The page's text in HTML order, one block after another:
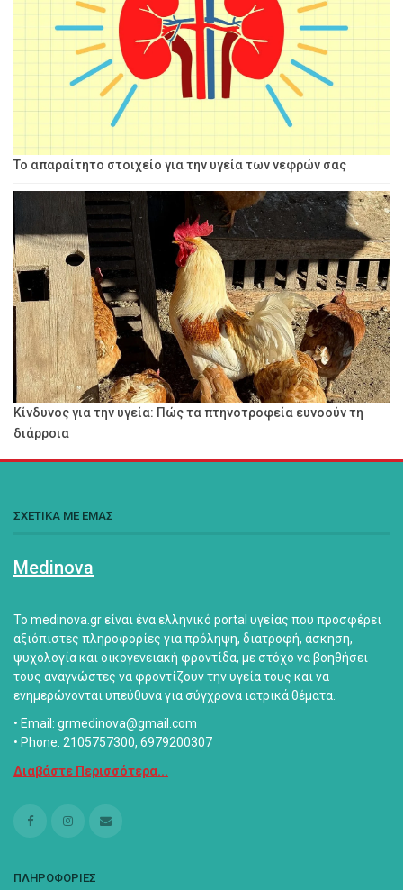
Το απαραίτητο στοιχείο για την υγεία των νεφρών σας
Κίνδυνος για την υγεία: Πώς τα πτηνοτροφεία ευνοούν τη
διάρροια
ΣΧΕΤΙΚΑ ΜΕ ΕΜΑΣ
Medinova
Το medinova.gr είναι ένα ελληνικό portal υγείας που προσφέρει
αξιόπιστες πληροφορίες για πρόληψη, διατροφή, άσκηση,
ψυχολογία και οικογενειακή φροντίδα, με στόχο να βοηθήσει
τους αναγνώστες να φροντίζουν την υγεία τους και να
ενημερώνονται υπεύθυνα για σύγχρονα ιατρικά θέματα.
• Email: grmedinova@gmail.com
• Phone: 2105757300, 6979200307
Διαβάστε Περισσότερα...
ΠΛΗΡΟΦΟΡΙΕΣ